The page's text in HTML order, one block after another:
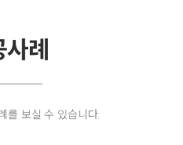
례
를 보실 수 있습니다.